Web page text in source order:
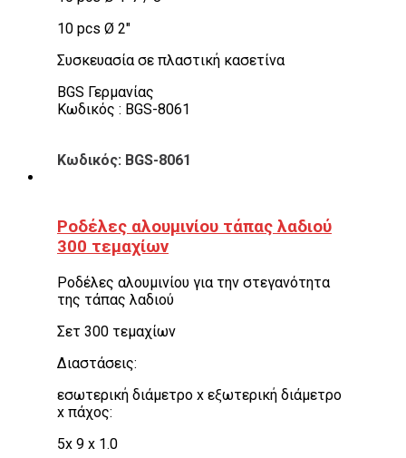
10 pcs Ø 2″
Συσκευασία σε πλαστική κασετίνα
BGS Γερμανίας
Κωδικός : BGS-8061
Κωδικός: BGS-8061
Ροδέλες αλουμινίου τάπας λαδιού
300 τεμαχίων
Ροδέλες αλουμινίου για την στεγανότητα
της τάπας λαδιού
Σετ 300 τεμαχίων
Διαστάσεις:
εσωτερική διάμετρο x εξωτερική διάμετρο
x πάχος:
5x 9 x 1.0